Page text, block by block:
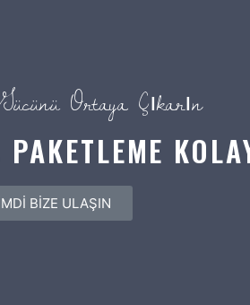
Ortaya Çıkarın
BİZE ULAŞIN